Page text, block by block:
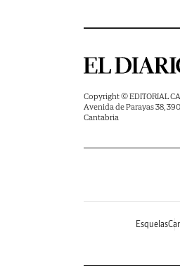
Copyright © EDITORIAL
Avenida de Parayas 38,
Cantabria
Esquelas